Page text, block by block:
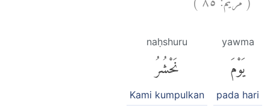
yawma
يَوْمَ
pada hari
naḥshuru
نَحْشُرُ
Kami kumpulkan